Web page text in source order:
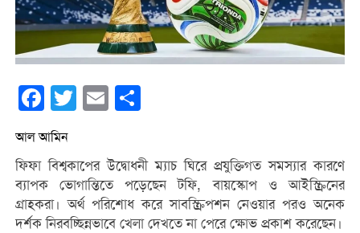
Facebook
Twitter Email
আল আমিন
ফিফা বিশ্বকাপের উদ্বোধনী ম্যাচ ঘিরে প্রযুক্তিগত সমস্যার কারণে
ব্যাপক ভোগান্তিতে পড়েছেন টফি, বায়স্কোপ ও আইস্ক্রিনের
গ্রাহকরা। অর্থ পরিশোধ করে সাবস্ক্রিপশন নেওয়ার পরও অনেক
দর্শক নিরবচ্ছিন্নভাবে খেলা দেখতে না পেরে ক্ষোভ প্রকাশ করেছেন।